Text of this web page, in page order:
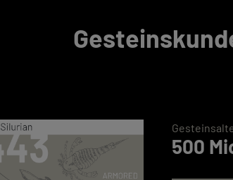
500